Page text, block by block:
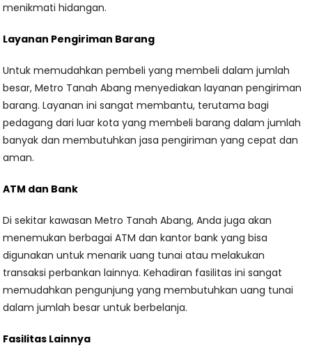
menikmati hidangan.
Layanan Pengiriman Barang
Untuk memudahkan pembeli yang membeli dalam jumlah
besar, Metro Tanah Abang menyediakan layanan pengiriman
barang. Layanan ini sangat membantu, terutama bagi
pedagang dari luar kota yang membeli barang dalam jumlah
banyak dan membutuhkan jasa pengiriman yang cepat dan
aman.
ATM dan Bank
Di sekitar kawasan Metro Tanah Abang, Anda juga akan
menemukan berbagai ATM dan kantor bank yang bisa
digunakan untuk menarik uang tunai atau melakukan
transaksi perbankan lainnya. Kehadiran fasilitas ini sangat
memudahkan pengunjung yang membutuhkan uang tunai
dalam jumlah besar untuk berbelanja.
Fasilitas Lainnya